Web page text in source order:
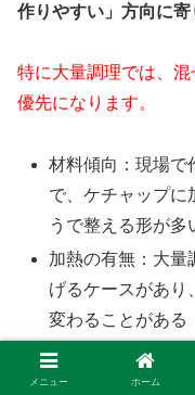
作りやすい」方向に寄
特に大量調理では、
優先になります。
材料傾向：現場で
で、ケチャップに
うで整える形が多
加熱の有無：大量
げるケースがあり
変わることがある
アレルギー注意：
ム）を使う場合が
メニュー ホーム